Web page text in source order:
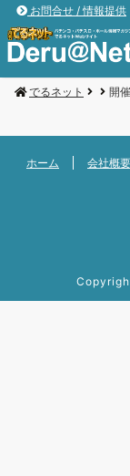
お問合せ / 情報提供
でるネット 開
ホーム 会社概要